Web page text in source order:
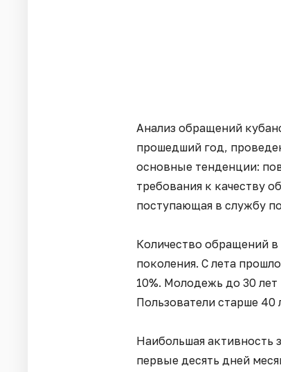
Анализ обращений
прошедший год,
основные тенденции:
требования к качеству
поступающая в службу
Количество обращений
поколения. С лета
10%. Молодежь до 30 лет
Пользователи старше 40
Наибольшая активность
первые десять дней